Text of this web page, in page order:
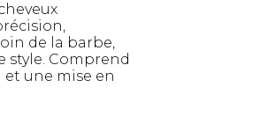
de la barbe,
style. Comprend
une mise en